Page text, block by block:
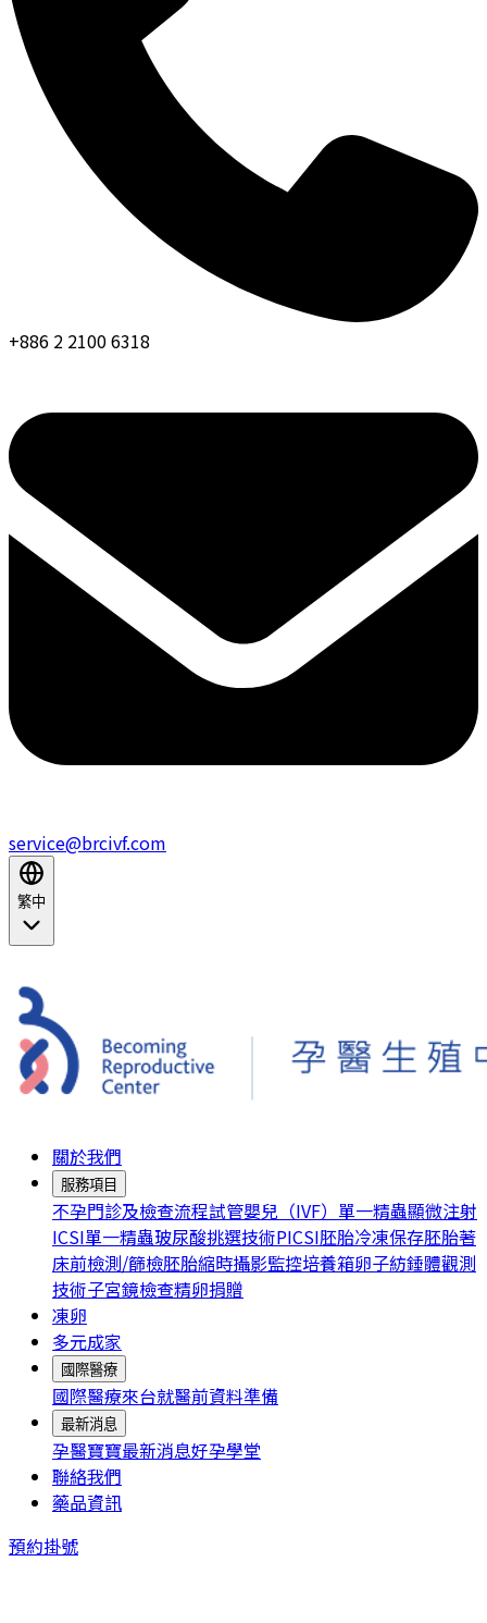
+886 2 2100 6318
service@brcivf.com
繁中
關於我們
服務項目
不孕門診及檢查流程試管嬰兒（IVF） 單一精蟲顯微注射
ICSI單一精蟲玻尿酸挑選技術PICSI胚胎冷凍保存胚胎著
床前檢測/篩檢胚胎縮時攝影監控培養箱卵子紡錘體觀測
技術子宮鏡檢查精卵捐贈
凍卵
多元成家
國際醫療
國際醫療來台就醫前資料準備
最新消息
孕醫寶寶最新消息好孕學堂
聯絡我們
藥品資訊
預約掛號